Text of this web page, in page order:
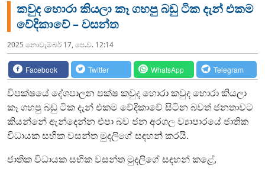
කවුද හොරා කියලා කෑ ගහපු බඩු ටික දැන් එකම
වේදිකාවේ – වසන්ත
2025 නොවැම්‍බර් 17, පෙ.ව. 12:14
Facebook Twitter WhatsApp Telegram
විපක්ෂයේ දේශපාලන පක්ෂ කවුද හොරා කවුද හොරා කියලා
කෑ ගහපු බඩු ටික දැන් එකම වේදිකාවේ සිටින බවත් ජනතාවට
කියන්නේ ඇන්දෙන්න එපා බව ජන අරගල ව්‍යාපාරයේ ජාතික
විධායක සභික වසන්ත මුදලිගේ සඳහන් කරයි.
ජාතික විධායක සභික වසන්ත මුදලිගේ සඳහන් කළේ,